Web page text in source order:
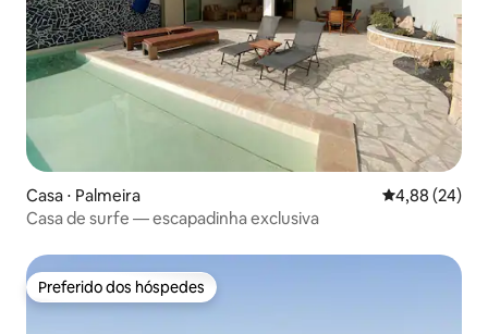
Casa ⋅ Palmeira 4,88 de uma
4,88 (24)
Casa de surfe — escapadinha exclusiva
Preferido dos hóspedes
Preferido dos hóspedes